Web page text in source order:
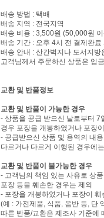
배송 방법 : 택배
배송 지역 : 전국지역
배송 비용 : 3,500원 (50,000원
배송 기간 : 오후 4시 전 결제완료
배송 안내 : 산간벽지나 도서지
고객님께서 주문하신 상품은 입
교환 및 반품정보
교환 및 반품이 가능한 경우
- 상품을 공급 받으신 날로부터 7
경우 포장을 개봉하였거나 포장
- 공급받으신 상품 및 용역의 내
다르거나 다르게 이행된 경우에
교환 및 반품이 불가능한 경우
- 고객님의 책임 있는 사유로 상
포장 등을 훼손한 경우는 제외
- 포장을 개봉하였거나 포장이
(예 : 가전제품, 식품, 음반 등, 단
따른 반품/교환은 제조사 기준에